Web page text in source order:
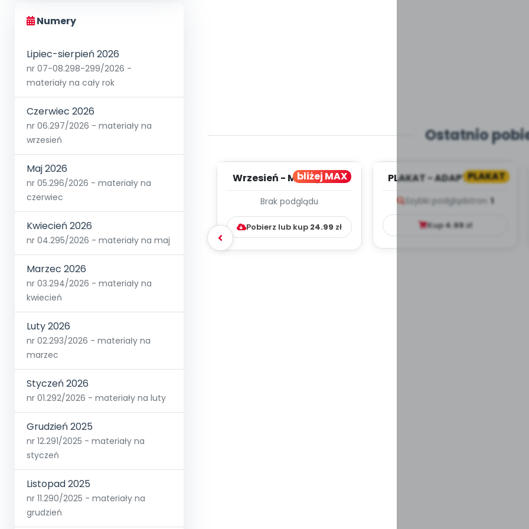
Numery
Lipiec-sierpień 2026
nr 07-08.298-299/2026 -
materiały na cały rok
Czerwiec 2026
nr 06.297/2026 - materiały na
wrzesień
Maj 2026
nr 05.296/2026 - materiały na
czerwiec
Kwiecień 2026
nr 04.295/2026 - materiały na maj
Marzec 2026
nr 03.294/2026 - materiały na
kwiecień
Luty 2026
nr 02.293/2026 - materiały na
marzec
Styczeń 2026
nr 01.292/2026 - materiały na luty
Grudzień 2025
nr 12.291/2025 - materiały na
styczeń
Listopad 2025
nr 11.290/2025 - materiały na
grudzień
Ostatnio
bliżej MAX
Wrzesień - MIESIĘCZNY
WYCHOWAWCZO –
DYDAKTYC...
Brak podglądu
Pobierz lub kup 24.99 zł
PLAKAT
PLAKAT - ADAPTACJA -
Szybki podglądstron: 1
Kup4.99zł